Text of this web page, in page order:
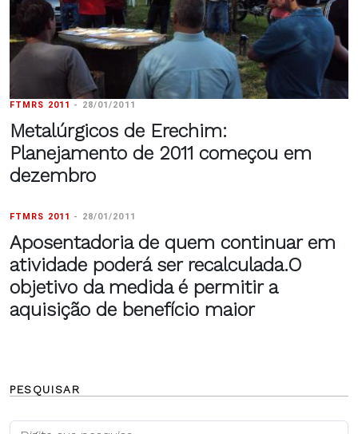
FTMRS 2011 - 28/01/2011
Metalúrgicos de Erechim:
Planejamento de 2011 começou em
dezembro
FTMRS 2011 - 28/01/2011
Aposentadoria de quem continuar em
atividade poderá ser recalculada.O
objetivo da medida é permitir a
aquisição de benefício maior
PESQUISAR